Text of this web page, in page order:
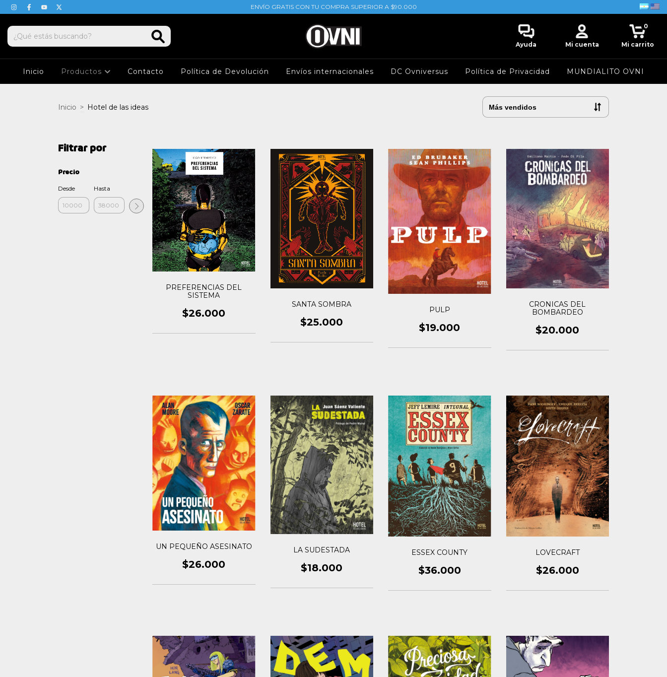
ENVÍO GRATIS CON TU COMPRA SUPERIOR A $90.000
Ayuda Mi cuenta Mi carrito
0
Inicio Productos Contacto Política de Devolución Envíos internacionales DC Ovniversus Política de Privacidad MUNDIALITO OVNI
Inicio > Hotel de las ideas
Filtrar por
Precio
Desde Hasta
PREFERENCIAS DEL
SISTEMA
$26.000
SANTA SOMBRA
$25.000
PULP
$19.000
CRONICAS DEL
BOMBARDEO
$20.000
UN PEQUEÑO ASESINATO
$26.000
LA SUDESTADA
$18.000
ESSEX COUNTY
$36.000
LOVECRAFT
$26.000